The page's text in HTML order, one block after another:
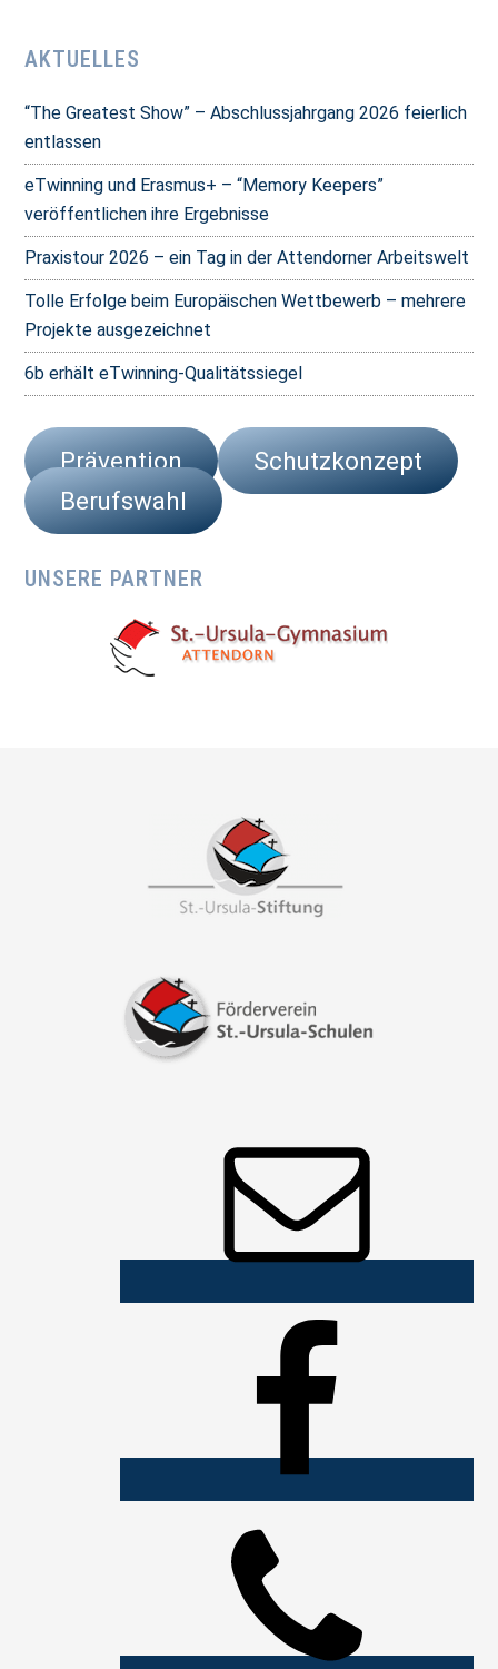
AKTUELLES
“The Greatest Show” – Abschlussjahrgang 2026 feierlich
entlassen
eTwinning und Erasmus+ – “Memory Keepers”
veröffentlichen ihre Ergebnisse
Praxistour 2026 – ein Tag in der Attendorner Arbeitswelt
Tolle Erfolge beim Europäischen Wettbewerb – mehrere
Projekte ausgezeichnet
6b erhält eTwinning-Qualitätssiegel
Prävention
Schutzkonzept
Berufswahl
UNSERE PARTNER